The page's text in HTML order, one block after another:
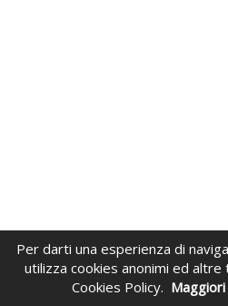
Per darti una esperienza di
utilizza cookies anonimi ed
Cookies Policy.